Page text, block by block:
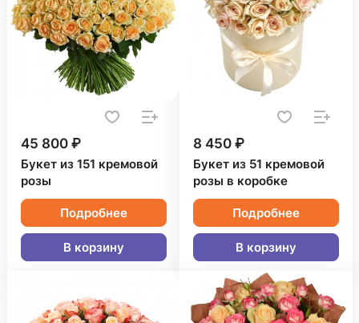
45 800 ₽
Букет из 151 кремовой
розы
Подробнее
В корзину
8 450 ₽
Букет из 51 кремовой
розы в коробке
Подробнее
В корзину